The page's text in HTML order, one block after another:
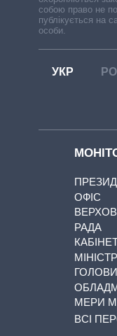
собою право не
публікується на
особи.
УКР
ОФІС
РАДА
ГОЛОВИ
МЕРИ
ВСІ